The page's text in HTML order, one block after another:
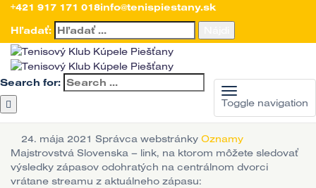
+421 917 171 018info@tenispiestany.sk
Hľadať:
Toggle navigation
Search for:
Úvod> Aktuality >Oznamy>Majstrovstvá Slovenska LIVE
Majstrovstvá
Slovenska LIVE
24. mája 2021 Správca webstránky Oznamy
Majstrovstvá Slovenska – link, na ktorom môžete sledovať
výsledky zápasov odohratých na centrálnom dvorci
vrátane streamu z aktuálneho zápasu: